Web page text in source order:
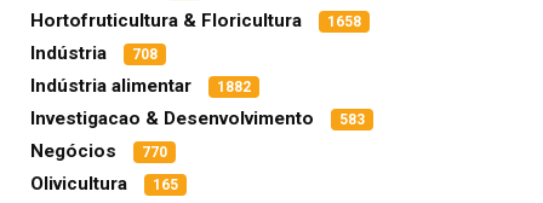
Hortofruticultura & Floricultura 1658
Indústria 708
Indústria alimentar 1882
Investigacao & Desenvolvimento 583
Negócios 770
Olivicultura 165